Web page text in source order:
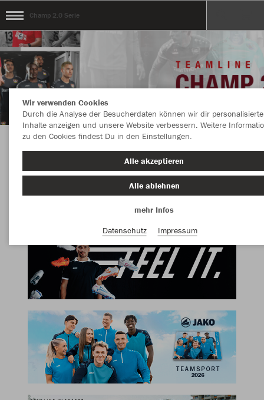
Champ 2.0 Serie
Herzlich Willkommen im Teamshop Champ 2.0
Serie
Wir verwenden Cookies
Durch die Analyse der Besucherdaten können wir dir personalisierte
Inhalte anzeigen und unsere Website verbessern. Weitere
zu den Cookies findest Du in den Einstellungen.
Alle akzeptieren
Alle ablehnen
mehr Infos
Datenschutz
Impressum